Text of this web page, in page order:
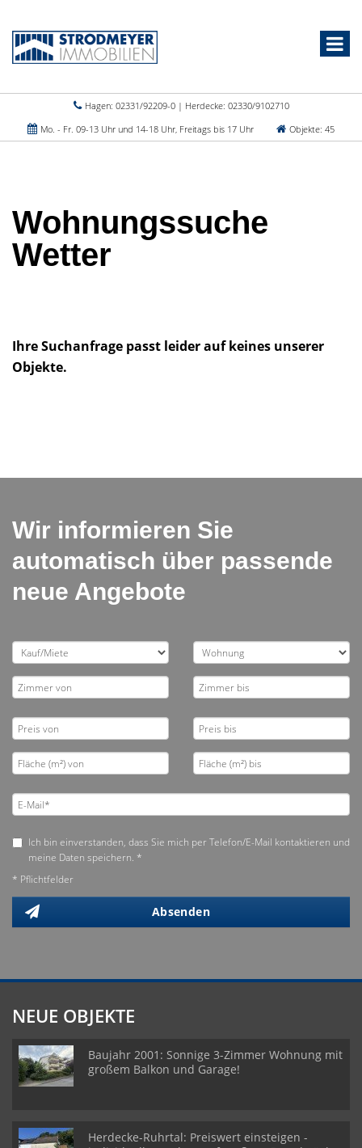
Hagen: 02331/92209-0 | Herdecke: 02330/9102710
Mo. - Fr. 09-13 Uhr und 14-18 Uhr, Freitags bis 17 Uhr
Objekte: 45
Wohnungssuche
Wetter
Ihre Suchanfrage passt leider auf keines unserer
Objekte.
Wir informieren Sie
automatisch über passende
neue Angebote
Ich bin einverstanden, dass Sie mich per Telefon/E-Mail kontaktieren und
meine Daten speichern. *
* Pflichtfelder
Absenden
NEUE OBJEKTE
Baujahr 2001: Sonnige 3-Zimmer Wohnung mit
großem Balkon und Garage!
Herdecke-Ruhrtal: Preiswert einsteigen -